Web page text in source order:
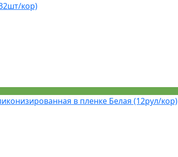
кор)
в пленке Белая (12рул/кор)